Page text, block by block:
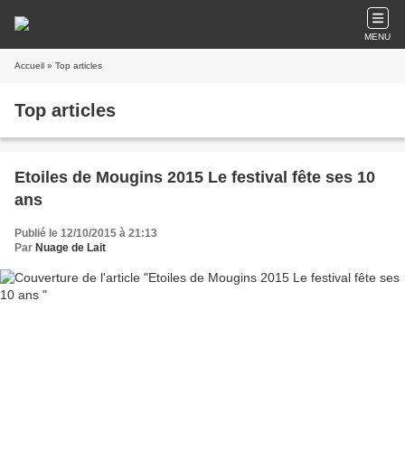
MENU
Accueil » Top articles
Top articles
Etoiles de Mougins 2015 Le festival fête ses 10
ans
Publié le 12/10/2015 à 21:13
Par Nuage de Lait